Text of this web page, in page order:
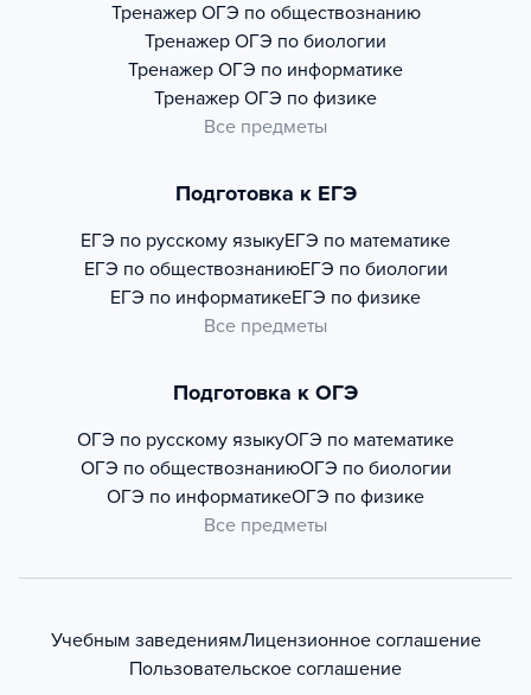
Тренажер ОГЭ по обществознанию
Тренажер ОГЭ по биологии
Тренажер ОГЭ по информатике
Тренажер ОГЭ по физике
Все предметы
Подготовка к ЕГЭ
ЕГЭ по русскому языкуЕГЭ по математике
ЕГЭ по обществознаниюЕГЭ по биологии
ЕГЭ по информатикеЕГЭ по физике
Все предметы
Подготовка к ОГЭ
ОГЭ по русскому языкуОГЭ по математике
ОГЭ по обществознаниюОГЭ по биологии
ОГЭ по информатикеОГЭ по физике
Все предметы
Учебным заведениямЛицензионное соглашение
Пользовательское соглашение